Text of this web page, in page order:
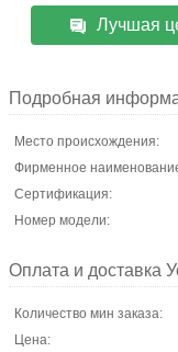
Лучшая
Подробная
Место происхождения:
Фирменное
Сертификация:
Номер модели:
Оплата и доставка
Количество мин заказа:
Цена: